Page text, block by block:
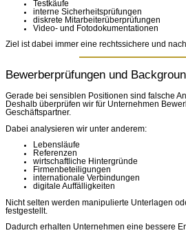
Testkäufe
interne Sicherheitsprüfungen
diskrete Mitarbeiterüberprüfungen
Video- und Fotodokumentationen
Ziel ist dabei immer eine rechtssichere und
Bewerberprüfungen und
Gerade bei sensiblen Positionen sind falsche
Deshalb überprüfen wir für Unternehmen
Geschäftspartner.
Dabei analysieren wir unter anderem:
Lebensläufe
Referenzen
wirtschaftliche Hintergründe
Firmenbeteiligungen
internationale Verbindungen
digitale Auffälligkeiten
Nicht selten werden manipulierte Unterlagen
festgestellt.
Dadurch erhalten Unternehmen eine bessere